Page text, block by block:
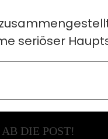
seriöser